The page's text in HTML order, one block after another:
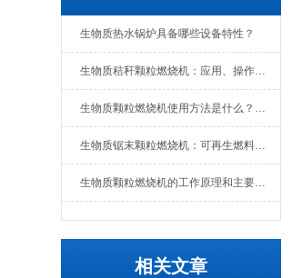
生物质热水锅炉具备哪些设备特性？
生物质秸秆颗粒燃烧机：应用、操作与日常维护全解析
生物质颗粒燃烧机使用方法是什么？维护要点有哪些
生物质锯末颗粒燃烧机：可再生燃料的热能转换设备
生物质颗粒燃烧机的工作原理和主要组成部分
相关文章